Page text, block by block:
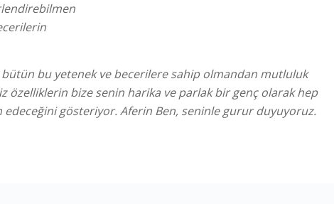
bütün bu yetenek ve becerilere sahip olmandan mutluluk
özelliklerin bize senin harika ve parlak bir genç olarak hep
edeceğini gösteriyor. Aferin Ben, seninle gurur duyuyoruz.